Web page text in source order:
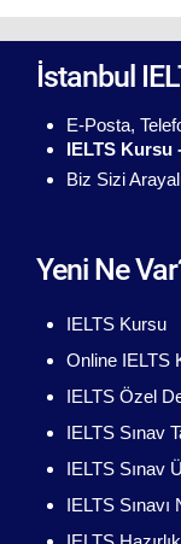
İstanbul
E-Posta,
IELTS Kursu
Biz Sizi
Yeni Ne
IELTS Kursu
Online IELTS
IELTS Özel
IELTS Sınav
IELTS Sınav
IELTS Sınavı